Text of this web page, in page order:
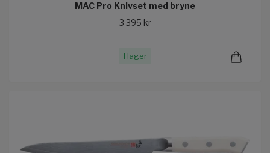
MAC Pro Knivset med bryne
3 395 kr
I lager